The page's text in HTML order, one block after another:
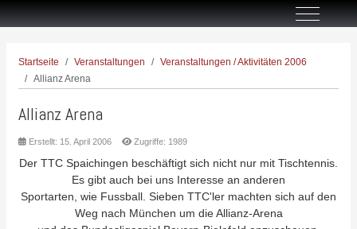
Off-
Startseite Veranstaltungen
Veranstaltungen / Aktivitäten 2006
Allianz Arena
Allianz Arena
Erstellt: 15. April 2006 Zugriffe: 1989
Der TTC Spaichingen beschäftigt sich nicht nur mit Tischtennis.
Es gibt auch bei uns Interesse an anderen
Sportarten, wie Fussball. Sieben TTC'ler machten sich auf den
Weg nach München um die Allianz-Arena